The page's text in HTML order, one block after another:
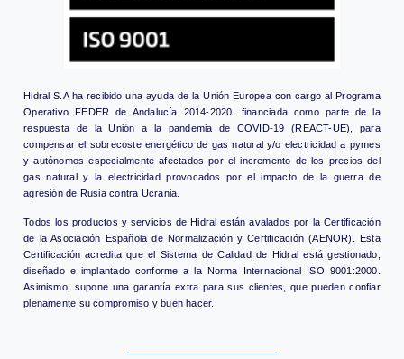
Hidral S.A ha recibido una ayuda de la Unión Europea con cargo al Programa
Operativo FEDER de Andalucía 2014-2020, financiada como parte de la
respuesta de la Unión a la pandemia de COVID-19 (REACT-UE), para
compensar el sobrecoste energético de gas natural y/o electricidad a pymes
y autónomos especialmente afectados por el incremento de los precios del
gas natural y la electricidad provocados por el impacto de la guerra de
agresión de Rusia contra Ucrania.
Todos los productos y servicios de Hidral están avalados por la Certificación
de la Asociación Española de Normalización y Certificación (AENOR). Esta
Certificación acredita que el Sistema de Calidad de Hidral está gestionado,
diseñado e implantado conforme a la Norma Internacional ISO 9001:2000.
Asimismo, supone una garantía extra para sus clientes, que pueden confiar
plenamente su compromiso y buen hacer.